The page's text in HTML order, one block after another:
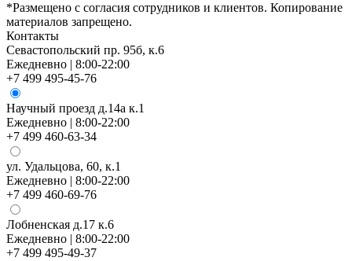
*Размещено с согласия сотрудников и клиентов. Копирование
материалов запрещено.
Контакты
Севастопольский пр. 95б, к.6
Ежедневно | 8:00-22:00
+7 499 495-45-76
Научный проезд д.14а к.1
Ежедневно | 8:00-22:00
+7 499 460-63-34
ул. Удальцова, 60, к.1
Ежедневно | 8:00-22:00
+7 499 460-69-76
Лобненская д.17 к.6
Ежедневно | 8:00-22:00
+7 499 495-49-37